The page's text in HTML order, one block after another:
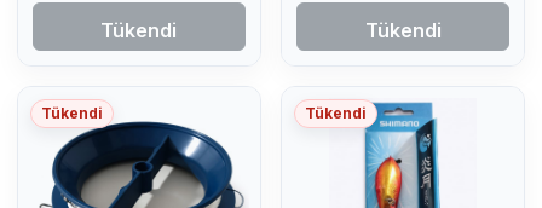
Tükendi Tükendi
Tükendi Tükendi